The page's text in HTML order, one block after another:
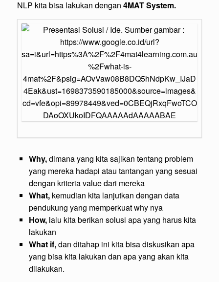
NLP kita bisa lakukan dengan 4MAT System.
Why,dimana yang kita sajikan tentang problem
yang mereka hadapi atau tantangan yang sesuai
dengan kriteria value dari mereka
What, kemudian kita lanjutkan dengan data
pendukung yang memperkuat why nya
How, lalu kita berikan solusi apa yang harus kita
lakukan
What if,dan ditahap ini kita bisa diskusikan apa
yang bisa kita lakukan dan apa yang akan kita
dilakukan.